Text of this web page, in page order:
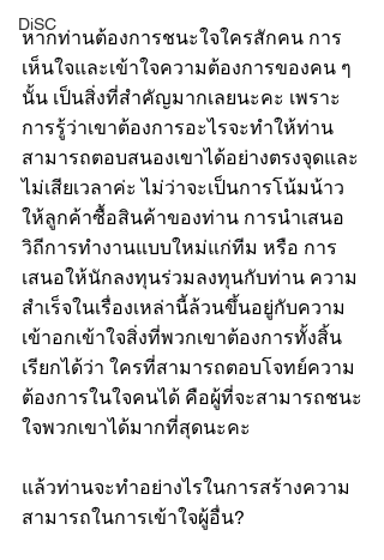
DiSC
หากท่านต้องการชนะใจใครสักคน การ
เห็นใจและเข้าใจความต้องการของคน ๆ
นั้น เป็นสิ่งที่สำคัญมากเลยนะคะ เพราะ
การรู้ว่าเขาต้องการอะไรจะทำให้ท่าน
สามารถตอบสนองเขาได้อย่างตรงจุดและ
ไม่เสียเวลาค่ะ ไม่ว่าจะเป็นการโน้มน้าว
ให้ลูกค้าซื้อสินค้าของท่าน การนำเสนอ
วิถีการทำงานแบบใหม่แก่ทีม หรือ การ
เสนอให้นักลงทุนร่วมลงทุนกับท่าน ความ
สำเร็จในเรื่องเหล่านี้ล้วนขึ้นอยู่กับความ
เข้าอกเข้าใจสิ่งที่พวกเขาต้องการทั้งสิ้น
เรียกได้ว่า ใครที่สามารถตอบโจทย์ความ
ต้องการในใจคนได้ คือผู้ที่จะสามารถชนะ
ใจพวกเขาได้มากที่สุดนะคะ
แล้วท่านจะทำอย่างไรในการสร้างความ
สามารถในการเข้าใจผู้อื่น?